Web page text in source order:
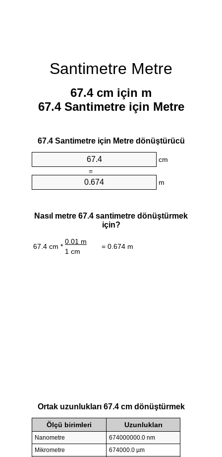
Santimetre Metre
67.4 cm için m
67.4 Santimetre için Metre
67.4 Santimetre için Metre dönüştürücü
cm
=
m
Nasıl metre 67.4 santimetre dönüştürmek
için?
67.4 cm *
0.01 m
= 0.674 m
1 cm
Ortak uzunlukları 67.4 cm dönüştürmek
Ölçü birimleri Uzunlukları
Nanometre
674000000.0 nm
Mikrometre
674000.0 µm